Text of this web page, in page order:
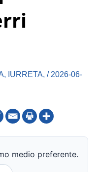
, IURRETA, / 2026-06-
medio preferente.